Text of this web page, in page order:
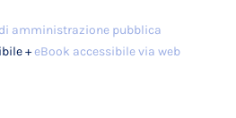
amministrazione pubblica
+eBook accessibile via web